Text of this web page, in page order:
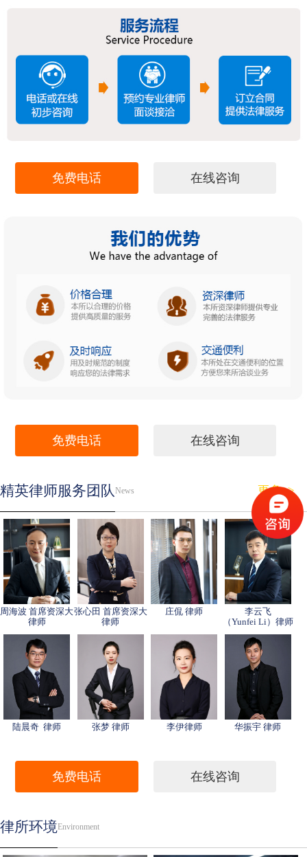
免费电话 在线咨询
免费电话 在线咨询
精英律师服务团队 News 更多>>
周海波 首席资深大
律师
张心田 首席资深大
律师
庄侃 律师
李云飞
（Yunfei Li）律师
陆晨奇 律师 张梦 律师 李伊律师 华振宇 律师
免费电话 在线咨询
律所环境Environment